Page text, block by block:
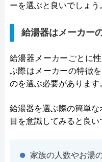
ーを選ぶと良いでしょう
給湯器はメーカー
給湯器メーカーごとに
ぶ際はメーカーの特徴
のを選ぶ必要があります
給湯器を選ぶ際の簡単
目を意識してみると良い
家族の人数やお湯